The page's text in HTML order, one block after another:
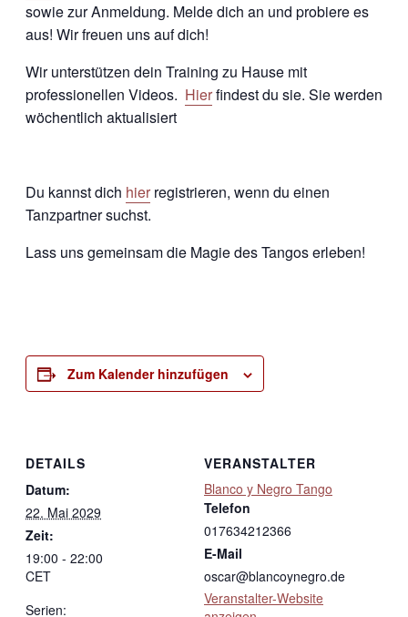
sowie zur Anmeldung. Melde dich an und probiere es
aus! Wir freuen uns auf dich!
Wir unterstützen dein Training zu Hause mit
professionellen Videos. Hierfindest du sie. Sie werden
wöchentlich aktualisiert
Du kannst dich hier registrieren, wenn du einen
Tanzpartner suchst.
Lass uns gemeinsam die Magie des Tangos erleben!
Zum Kalender hinzufügen
DETAILS
Datum:
22. Mai 2029
Zeit:
19:00 - 22:00
CET
Serien:
VERANSTALTER
Blanco y Negro Tango
Telefon
017634212366
E-Mail
oscar@blancoynegro.de
Veranstalter-Website